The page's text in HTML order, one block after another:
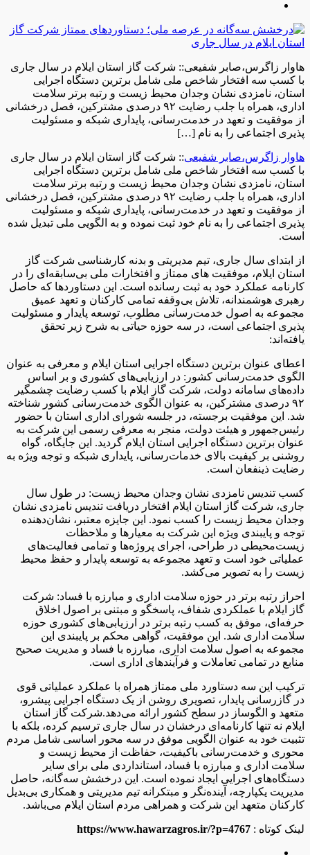
هاوار زاگرس،صابر شفیعی:: شرکت گاز استان ایلام در سال جاری
با کسب سه افتخار شاخص ملی شامل برترین دستگاه اجرایی
استان، نامزدی نشان وجدان محیط زیست و رتبه برتر سلامت
اداری، همراه با جلب رضایت ۹۲ درصدی مشترکین، فصل درخشانی
از موفقیت و تعهد در خدمت‌رسانی، پایداری شبکه و مسئولیت‌
پذیری اجتماعی را به نام […]
هاوار زاگرس،صابر شفیعی:: شرکت گاز استان ایلام در سال جاری
با کسب سه افتخار شاخص ملی شامل برترین دستگاه اجرایی
استان، نامزدی نشان وجدان محیط زیست و رتبه برتر سلامت
اداری، همراه با جلب رضایت ۹۲ درصدی مشترکین، فصل درخشانی
از موفقیت و تعهد در خدمت‌رسانی، پایداری شبکه و مسئولیت‌
پذیری اجتماعی را به نام خود ثبت نموده و به الگویی ملی تبدیل شده
است.
از ابتدای سال جاری، تیم مدیریتی و بدنه کارشناسی شرکت گاز
استان ایلام، موفقیت‌ های ممتاز و افتخارات ملی بی‌سابقه‌ای را در
کارنامه عملکرد خود به ثبت رسانده است. این دستاوردها که حاصل
رهبری هوشمندانه، تلاش بی‌وقفه تمامی کارکنان و تعهد عمیق
مجموعه به اصول خدمت‌رسانی مطلوب، توسعه پایدار و مسئولیت‌
پذیری اجتماعی است، در سه حوزه حیاتی به شرح زیر تحقق
یافته‌اند:
اعطای عنوان برترین دستگاه اجرایی استان ایلام و معرفی به عنوان
الگوی خدمت‌رسانی کشور: در ارزیابی‌های کشوری و بر اساس
داده‌های سامانه دولت، شرکت گاز ایلام با کسب رضایت چشمگیر
۹۲ درصدی مشترکین، به عنوان الگوی خدمت‌رسانی کشور شناخته
شد. این موفقیت برجسته، در جلسه شورای اداری استان با حضور
رئیس‌جمهور و هیئت دولت، منجر به معرفی رسمی این شرکت به
عنوان برترین دستگاه اجرایی استان ایلام گردید. این جایگاه، گواه
روشنی بر کیفیت بالای خدمات‌رسانی، پایداری شبکه و توجه ویژه به
رضایت ذینفعان است.
کسب تندیس نامزدی نشان وجدان محیط زیست: در طول سال
جاری، شرکت گاز استان ایلام افتخار دریافت تندیس نامزدی نشان
وجدان محیط زیست را کسب نمود. این جایزه معتبر، نشان‌دهنده
توجه و پایبندی ویژه این شرکت به معیارها و ملاحظات
زیست‌محیطی در طراحی، اجرای پروژه‌ها و تمامی فعالیت‌های
عملیاتی خود است و تعهد مجموعه به توسعه پایدار و حفظ محیط
زیست را به تصویر می‌کشد.
احراز رتبه برتر در حوزه سلامت اداری و مبارزه با فساد: شرکت
گاز ایلام با عملکردی شفاف، پاسخگو و مبتنی بر اصول اخلاق
حرفه‌ای، موفق به کسب رتبه برتر در ارزیابی‌های کشوری حوزه
سلامت اداری شد. این موفقیت، گواهی محکم بر پایبندی این
مجموعه به اصول سلامت اداری، مبارزه با فساد و مدیریت صحیح
منابع در تمامی تعاملات و فرآیندهای اداری است.
ترکیب این سه دستاورد ملی ممتاز همراه با عملکرد عملیاتی قوی
در گازرسانی پایدار، تصویری روشن از یک دستگاه اجرایی پیشرو،
متعهد و الگوساز در سطح کشور ارائه می‌دهد.شرکت گاز استان
ایلام نه تنها کارنامه‌ای درخشان در سال جاری ترسیم کرده، بلکه با
تثبیت خود به عنوان الگویی موفق در سه محور اساسی شامل مردم‌
محوری و خدمت‌رسانی باکیفیت، حفاظت از محیط زیست و
سلامت اداری و مبارزه با فساد، استانداردی ملی برای سایر
دستگاه‌های اجرایی ایجاد نموده است. این درخشش سه‌گانه، حاصل
مدیریت یکپارچه، آینده‌نگر و مبتکرانه تیم مدیریتی و همکاری بی‌بدیل
کارکنان متعهد این شرکت و همراهی مردم استان ایلام می‌باشد.
لینک کوتاه : https://www.hawarzagros.ir/?p=4767